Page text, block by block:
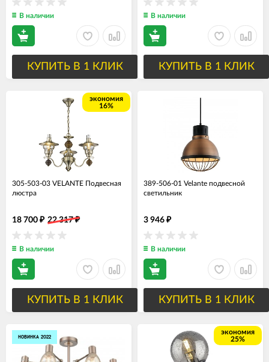
В наличии
КУПИТЬ В 1 КЛИК
В наличии
КУПИТЬ В 1 КЛИК
экономия
16%
305-503-03 VELANTE Подвесная
люстра
18 700 ₽ 22 317₽
В наличии
КУПИТЬ В 1 КЛИК
389-506-01 Velante подвесной
светильник
3 946 ₽
В наличии
КУПИТЬ В 1 КЛИК
НОВИНКА 2022
экономия
25%